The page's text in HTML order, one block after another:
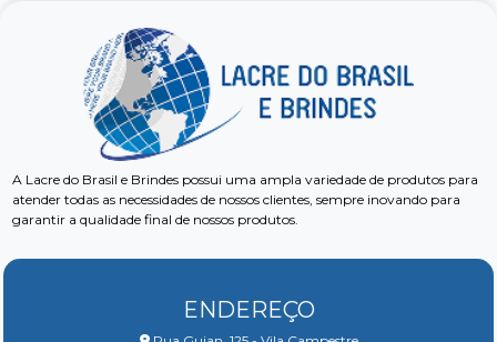
A Lacre do Brasil e Brindes possui uma ampla variedade de produtos para
atender todas as necessidades de nossos clientes, sempre inovando para
garantir a qualidade final de nossos produtos.
ENDEREÇO